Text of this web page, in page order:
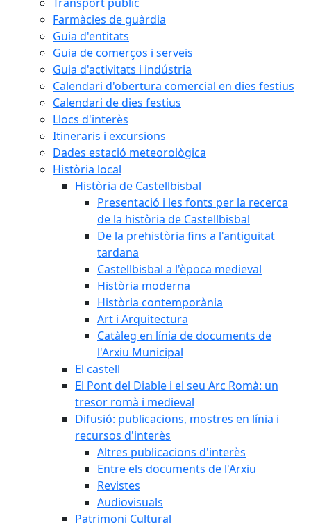
Farmàcies de guàrdia
Guia d'entitats
Guia de comerços i serveis
Guia d'activitats i indústria
Calendari d'obertura comercial en dies festius
Calendari de dies festius
Llocs d'interès
Itineraris i excursions
Dades estació meteorològica
Història local
Història de Castellbisbal
Presentació i les fonts per la recerca
de la història de Castellbisbal
De la prehistòria fins a l'antiguitat
tardana
Castellbisbal a l'època medieval
Història moderna
Història contemporània
Art i Arquitectura
Catàleg en línia de documents de
l'Arxiu Municipal
El castell
El Pont del Diable i el seu Arc Romà: un
tresor romà i medieval
Difusió: publicacions, mostres en línia i
recursos d'interès
Altres publicacions d'interès
Entre els documents de l'Arxiu
Revistes
Audiovisuals
Patrimoni Cultural